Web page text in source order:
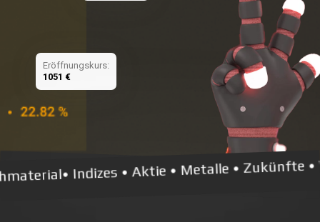
Eröffnungskurs:
1051 €